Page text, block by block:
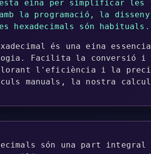
eina per simplificar les
la programació, la
hexadecimals són habituals.
és una eina
Facilita la conversió i
l'eficiència i la
manuals, la nostra
són una part